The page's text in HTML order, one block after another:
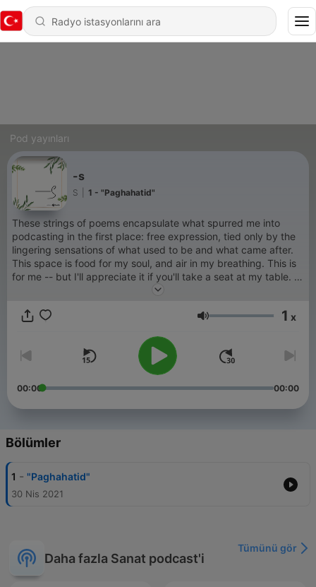
Pod yayınları
-s
S 1 - "Paghahatid"
These strings of poems encapsulate what spurred me into
podcasting in the first place: free expression, tied only by the
lingering sensations of what used to be and what came after.
This space is food for my soul, and air in my breathing. This is
for me -- but I'll appreciate it if you'll take a seat at my table. I
hope I make it worth your while!
Ses 1 x
00:00 00:00
Bölümler
1 - "Paghahatid"
30 Nis 2021
Daha fazla Sanat podcast'i
Tümünü gör